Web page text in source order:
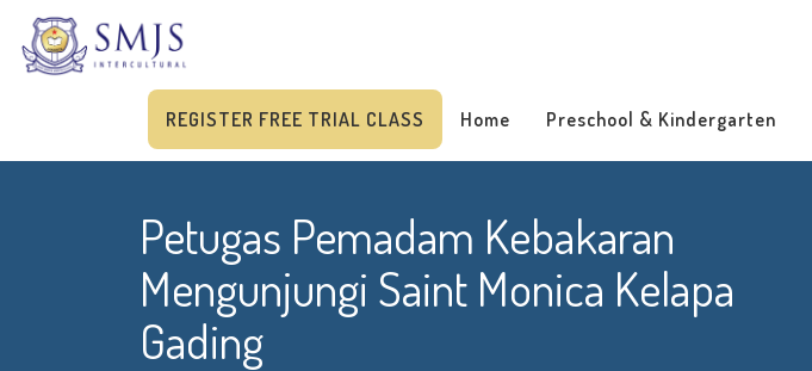
REGISTER FREE TRIAL CLASS Home Preschool & Kindergarten
Petugas Pemadam Kebakaran
Mengunjungi Saint Monica Kelapa
Gading